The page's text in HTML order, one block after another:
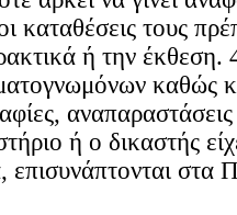
καταθέσεις τους
ή την
καθώς
αναπαραστάσεις
ή ο δικαστής
επισυνάπτονται στα